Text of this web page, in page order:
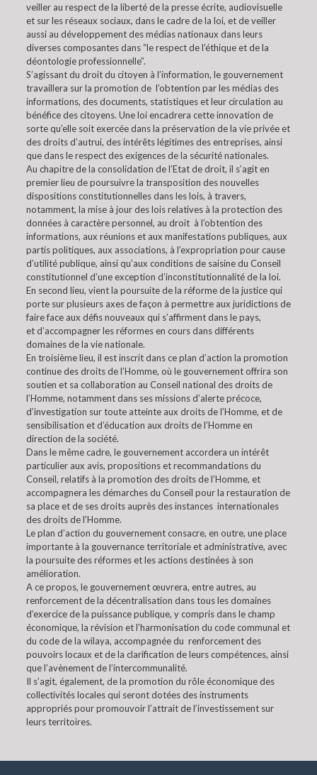
veiller au respect de la liberté de la presse écrite, audiovisuelle
et sur les réseaux sociaux, dans le cadre de la loi, et de veiller
aussi au développement des médias nationaux dans leurs
diverses composantes dans “le respect de l’éthique et de la
déontologie professionnelle”.
S’agissant du droit du citoyen à l’information, le gouvernement
travaillera sur la promotion de l’obtention par les médias des
informations, des documents, statistiques et leur circulation au
bénéfice des citoyens. Une loi encadrera cette innovation de
sorte qu’elle soit exercée dans la préservation de la vie privée et
des droits d’autrui, des intérêts légitimes des entreprises, ainsi
que dans le respect des exigences de la sécurité nationales.
Au chapitre de la consolidation de l’Etat de droit, il s’agit en
premier lieu de poursuivre la transposition des nouvelles
dispositions constitutionnelles dans les lois, à travers,
notamment, la mise à jour des lois relatives à la protection des
données à caractère personnel, au droit à l’obtention des
informations, aux réunions et aux manifestations publiques, aux
partis politiques, aux associations, à l’expropriation pour cause
d’utilité publique, ainsi qu’aux conditions de saisine du Conseil
constitutionnel d’une exception d’inconstitutionnalité de la loi.
En second lieu, vient la poursuite de la réforme de la justice qui
porte sur plusieurs axes de façon à permettre aux juridictions de
faire face aux défis nouveaux qui s’affirment dans le pays,
et d’accompagner les réformes en cours dans différents
domaines de la vie nationale.
En troisième lieu, il est inscrit dans ce plan d’action la promotion
continue des droits de l’Homme, où le gouvernement offrira son
soutien et sa collaboration au Conseil national des droits de
l’Homme, notamment dans ses missions d’alerte précoce,
d’investigation sur toute atteinte aux droits de l’Homme, et de
sensibilisation et d’éducation aux droits de l’Homme en
direction de la société.
Dans le même cadre, le gouvernement accordera un intérêt
particulier aux avis, propositions et recommandations du
Conseil, relatifs à la promotion des droits de l’Homme, et
accompagnera les démarches du Conseil pour la restauration de
sa place et de ses droits auprès des instances internationales
des droits de l’Homme.
Le plan d’action du gouvernement consacre, en outre, une place
importante à la gouvernance territoriale et administrative, avec
la poursuite des réformes et les actions destinées à son
amélioration.
A ce propos, le gouvernement œuvrera, entre autres, au
renforcement de la décentralisation dans tous les domaines
d’exercice de la puissance publique, y compris dans le champ
économique, la révision et l’harmonisation du code communal et
du code de la wilaya, accompagnée du renforcement des
pouvoirs locaux et de la clarification de leurs compétences, ainsi
que l’avènement de l’intercommunalité.
Il s’agit, également, de la promotion du rôle économique des
collectivités locales qui seront dotées des instruments
appropriés pour promouvoir l’attrait de l’investissement sur
leurs territoires.